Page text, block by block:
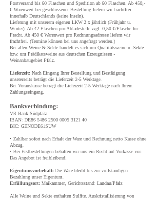
Postversand bis 60 Flaschen und Spedition ab 60 Flaschen. Ab 450,-
€ Warenwert bei geschlossener Bestellung liefern wir frachtfrei
innerhalb Deutschlands (keine Inseln).
Lieferung mit unserem eigenen LKW 2 x jährlich (Frühjahr u.
Winter): Ab 42 Flaschen pro Abladestelle zzgl. 0,50 €/Flasche für
Fracht. Ab 450 € Warenwert pro Rechnungsadresse liefern wir
frachtfrei. (Termine können bei uns angefragt werden.)
Bei allen Weine & Sekte handelt es sich um Qualitätsweine u.-Sekte
bzw. um Prädikatsweine aus deutschen Erzeugnissen -
Weinanbaugebiet Pfalz.
Lieferzeit: Nach Eingang Ihrer Bestellung und Bestätigung
unsererseits beträgt die Lieferzeit 2-5 Werktage.
Bei Vorauskasse beträgt die Lieferzeit 2-5 Werktage nach Ihrem
Zahlungseingang.
Bankverbindung:
VR Bank Südpfalz
IBAN: DE86 5486 2500 0005 3121 40
BIC: GENODE61SUW
• Zahlbar sofort nach Erhalt der Ware und Rechnung netto Kasse ohne
Abzug.
• Bei Erstbestellungen behalten wir uns ein Recht auf Vorkasse vor.
Das Angebot ist freibleibend.
Eigentumsvorbehalt: Die Ware bleibt bis zur vollständigen
Bezahlung unser Eigentum.
Erfüllungsort: Maikammer, Gerichtsstand: Landau/Pfalz
Alle Weine und Sekte enthalten Sulfite. Auskristallisierung von